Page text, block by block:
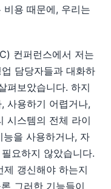
용 때문에, 우리는
컨퍼런스에서 저는
담당자들과 대화하
펴보았습니다. 하지
사용하기 어렵거나,
시스템의 전체 라이
능을 사용하거나, 자
요하지 않았습니다.
갱신해야 하는지
그러한 기능들이